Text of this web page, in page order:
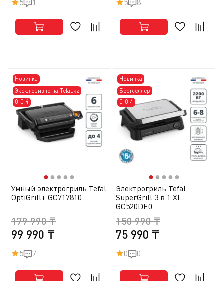
5 1 5 8
Новинка
Эксклюзивно на Tefal.kz
0-0-4
●● ● ● ●
Умный электрогриль Tefal
OptiGrill+ GC717810
99 990 ₸
179 990 ₸
5 7
Новинка
Бестселлер
0-0-4
●● ● ● ●
Электрогриль Tefal
SuperGrill 3 в 1 XL
GC520DE0
75 990 ₸
150 990 ₸
0 0